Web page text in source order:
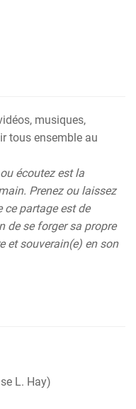
musiques,
tous ensemble au
écoutez est la
Prenez ou laissez
ce partage est de
de se forger sa propre
et souverain(e) en son
L. Hay)